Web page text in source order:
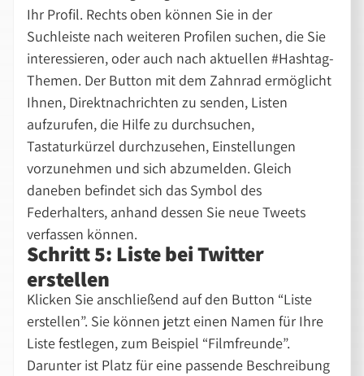
Ihr Profil. Rechts oben können Sie in der
Suchleiste nach weiteren Profilen suchen, die Sie
interessieren, oder auch nach aktuellen #Hashtag-
Themen. Der Button mit dem Zahnrad ermöglicht
Ihnen, Direktnachrichten zu senden, Listen
aufzurufen, die Hilfe zu durchsuchen,
Tastaturkürzel durchzusehen, Einstellungen
vorzunehmen und sich abzumelden. Gleich
daneben befindet sich das Symbol des
Federhalters, anhand dessen Sie neue Tweets
verfassen können.
Schritt 5: Liste bei Twitter
erstellen
Klicken Sie anschließend auf den Button “Liste
erstellen”. Sie können jetzt einen Namen für Ihre
Liste festlegen, zum Beispiel “Filmfreunde”.
Darunter ist Platz für eine passende Beschreibung